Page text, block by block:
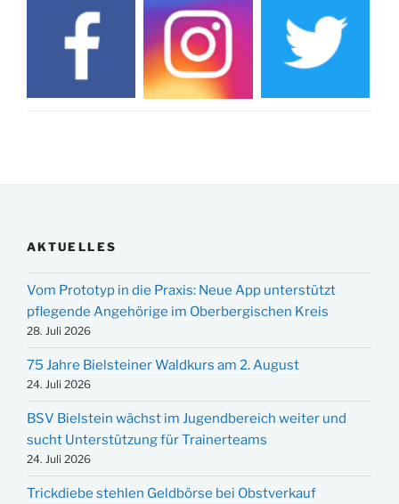
AKTUELLES
Vom Prototyp in die Praxis: Neue App unterstützt
pflegende Angehörige im Oberbergischen Kreis
28. Juli 2026
75 Jahre Bielsteiner Waldkurs am 2. August
24. Juli 2026
BSV Bielstein wächst im Jugendbereich weiter und
sucht Unterstützung für Trainerteams
24. Juli 2026
Trickdiebe stehlen Geldbörse bei Obstverkauf